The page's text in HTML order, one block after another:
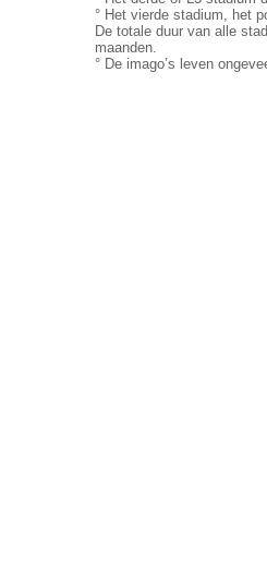
° Het vierde stadium, het
De totale duur van alle
maanden.
° De imago’s leven